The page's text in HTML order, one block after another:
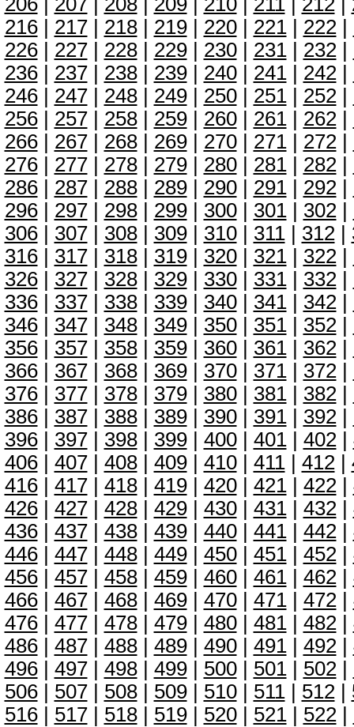
216| 217| 218| 219| 220| 221| 222|
226| 227| 228| 229| 230| 231| 232|
236| 237| 238| 239| 240| 241| 242|
246| 247| 248| 249| 250| 251| 252|
256| 257| 258| 259| 260| 261| 262|
266| 267| 268| 269| 270| 271| 272|
276| 277| 278| 279| 280| 281| 282|
286| 287| 288| 289| 290| 291| 292|
296| 297| 298| 299| 300| 301| 302|
306| 307| 308| 309| 310| 311| 312|
316| 317| 318| 319| 320| 321| 322|
326| 327| 328| 329| 330| 331| 332|
336| 337| 338| 339| 340| 341| 342|
346| 347| 348| 349| 350| 351| 352|
356| 357| 358| 359| 360| 361| 362|
366| 367| 368| 369| 370| 371| 372|
376| 377| 378| 379| 380| 381| 382|
386| 387| 388| 389| 390| 391| 392|
396| 397| 398| 399| 400| 401| 402|
406| 407| 408| 409| 410| 411| 412|
416| 417| 418| 419| 420| 421| 422|
426| 427| 428| 429| 430| 431| 432|
436| 437| 438| 439| 440| 441| 442|
446| 447| 448| 449| 450| 451| 452|
456| 457| 458| 459| 460| 461| 462|
466| 467| 468| 469| 470| 471| 472|
476| 477| 478| 479| 480| 481| 482|
486| 487| 488| 489| 490| 491| 492|
496| 497| 498| 499| 500| 501| 502|
506| 507| 508| 509| 510| 511| 512|
516| 517| 518| 519| 520| 521| 522|